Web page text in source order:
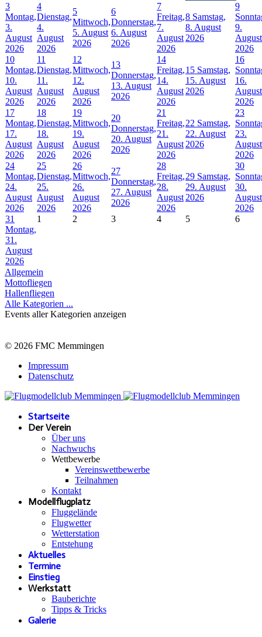
3
Montag,
3.
August
2026
4
Dienstag,
4.
August
2026
5
Mittwoch,
5. August
2026
6
Donnerstag,
6. August
2026
7
Freitag,
7.
August
2026
8 Samstag,
8. August
2026
9
9.
August
2026
10
Montag,
10.
August
2026
11
Dienstag,
11.
August
2026
12
Mittwoch,
12.
August
2026
13
Donnerstag,
13. August
2026
14
Freitag,
14.
August
2026
15 Samstag,
15. August
2026
16
16.
August
2026
17
Montag,
17.
August
2026
18
Dienstag,
18.
August
2026
19
Mittwoch,
19.
August
2026
20
Donnerstag,
20. August
2026
21
Freitag,
21.
August
2026
22 Samstag,
22. August
2026
23
23.
August
2026
24
Montag,
24.
August
2026
25
Dienstag,
25.
August
2026
26
Mittwoch,
26.
August
2026
27
Donnerstag,
27. August
2026
28
Freitag,
28.
August
2026
29 Samstag,
29. August
2026
30
30.
August
2026
31
Montag,
31.
August
2026
1 2 3 4 5 6
Allgemein
Mottofliegen
Hallenfliegen
Alle Kategorien ...
Events aller Kategorien anzeigen
© 2026 FMC Memmingen
Impressum
Datenschutz
Startseite
Der Verein
Über uns
Nachwuchs
Wettbewerbe
Vereinswettbewerbe
Teilnahmen
Kontakt
Modellflugplatz
Fluggelände
Flugwetter
Wetterstation
Entstehung
Aktuelles
Termine
Einstieg
Werkstatt
Bauberichte
Tipps & Tricks
Galerie